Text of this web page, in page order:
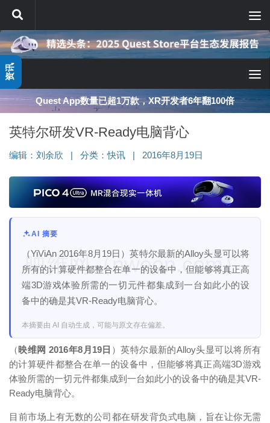
跳至内容
Quest App数量已超1万款，XR开发者6年翻100倍
英特尔研发VR-Ready电脑背心
编辑： 刘余欣 分类：快讯 2016年8月19日
AI 摘要
（YiViAn 2016年8月19日）英特尔最新的Alloy头显可以将
所有的计算硬件都整合在单一的设备中，但能够将真正高
端3D游戏体验所需的一切元件都集成到一台如此小的设
备中的确是其VR-Ready电脑背心。
本摘要由 AI 自动生成，可能与原文存在偏差。
（映维网 2016年8月19日 ）英特尔最新的Alloy头显可以将所有
的计算硬件都整合在单一的设备中，但能够将真正高端3D游戏
体验所需的一切元件都集成到一台如此小的设备中的确是其VR-
Ready电脑背心。
目前市场上有无数的公司都在研发背负式电脑，旨在让你无需
映维网（nweon.com）
资讯